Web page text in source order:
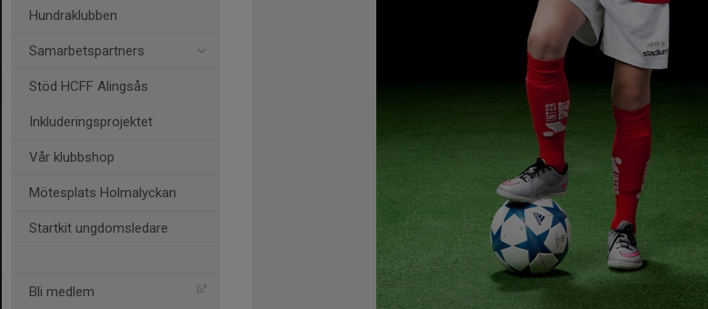
Hundraklubben
Samarbetspartners
Stöd HCFF Alingsås
Inkluderingsprojektet
Vår klubbshop
Mötesplats Holmalyckan
Startkit ungdomsledare
Bli medlem